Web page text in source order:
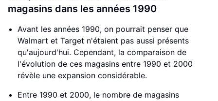
magasins dans les années 1990
Avant les années 1990, on pourrait penser que
Walmart et Target n'étaient pas aussi présents
qu'aujourd'hui. Cependant, la comparaison de
l'évolution de ces magasins entre 1990 et 2000
révèle une expansion considérable.
Entre 1990 et 2000, le nombre de magasins